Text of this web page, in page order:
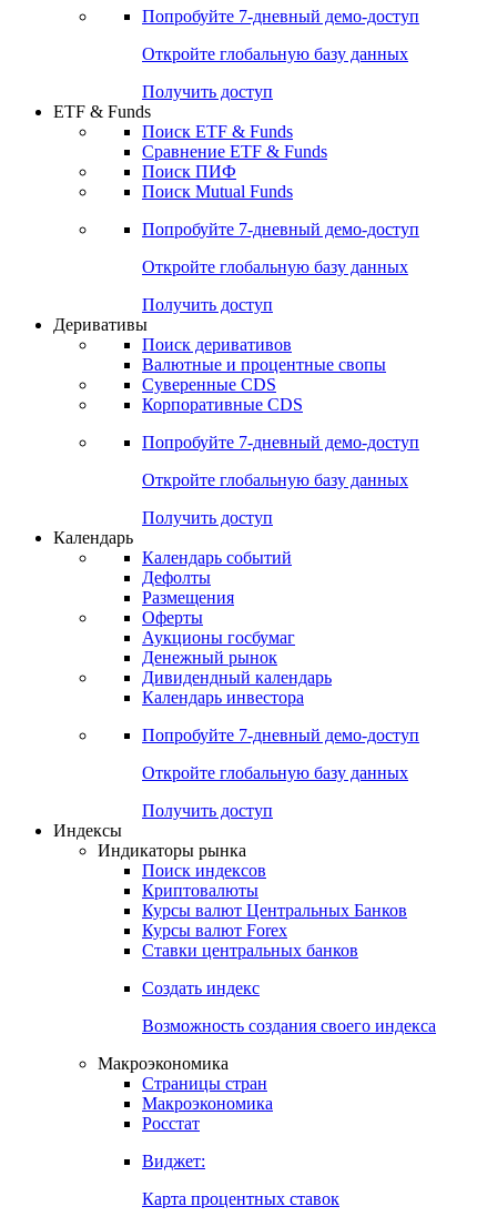
Попробуйте 7-дневный демо-доступ
Откройте глобальную базу данных
Получить доступ
ETF & Funds
Поиск ETF & Funds
Сравнение ETF & Funds
Поиск ПИФ
Поиск Mutual Funds
Попробуйте 7-дневный демо-доступ
Откройте глобальную базу данных
Получить доступ
Деривативы
Поиск деривативов
Валютные и процентные свопы
Суверенные CDS
Корпоративные CDS
Попробуйте 7-дневный демо-доступ
Откройте глобальную базу данных
Получить доступ
Календарь
Календарь событий
Дефолты
Размещения
Оферты
Аукционы госбумаг
Денежный рынок
Дивидендный календарь
Календарь инвестора
Попробуйте 7-дневный демо-доступ
Откройте глобальную базу данных
Получить доступ
Индексы
Индикаторы рынка
Поиск индексов
Криптовалюты
Курсы валют Центральных Банков
Курсы валют Forex
Ставки центральных банков
Создать индекс
Возможность создания своего индекса
Макроэкономика
Страницы стран
Макроэкономика
Росстат
Виджет:
Карта процентных ставок